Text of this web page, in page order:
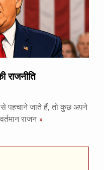
राजनीति
से पहचाने जाते हैं, तो कुछ अपने
राजन »